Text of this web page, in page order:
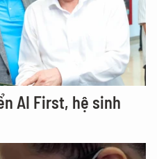
AI First, hệ sinh